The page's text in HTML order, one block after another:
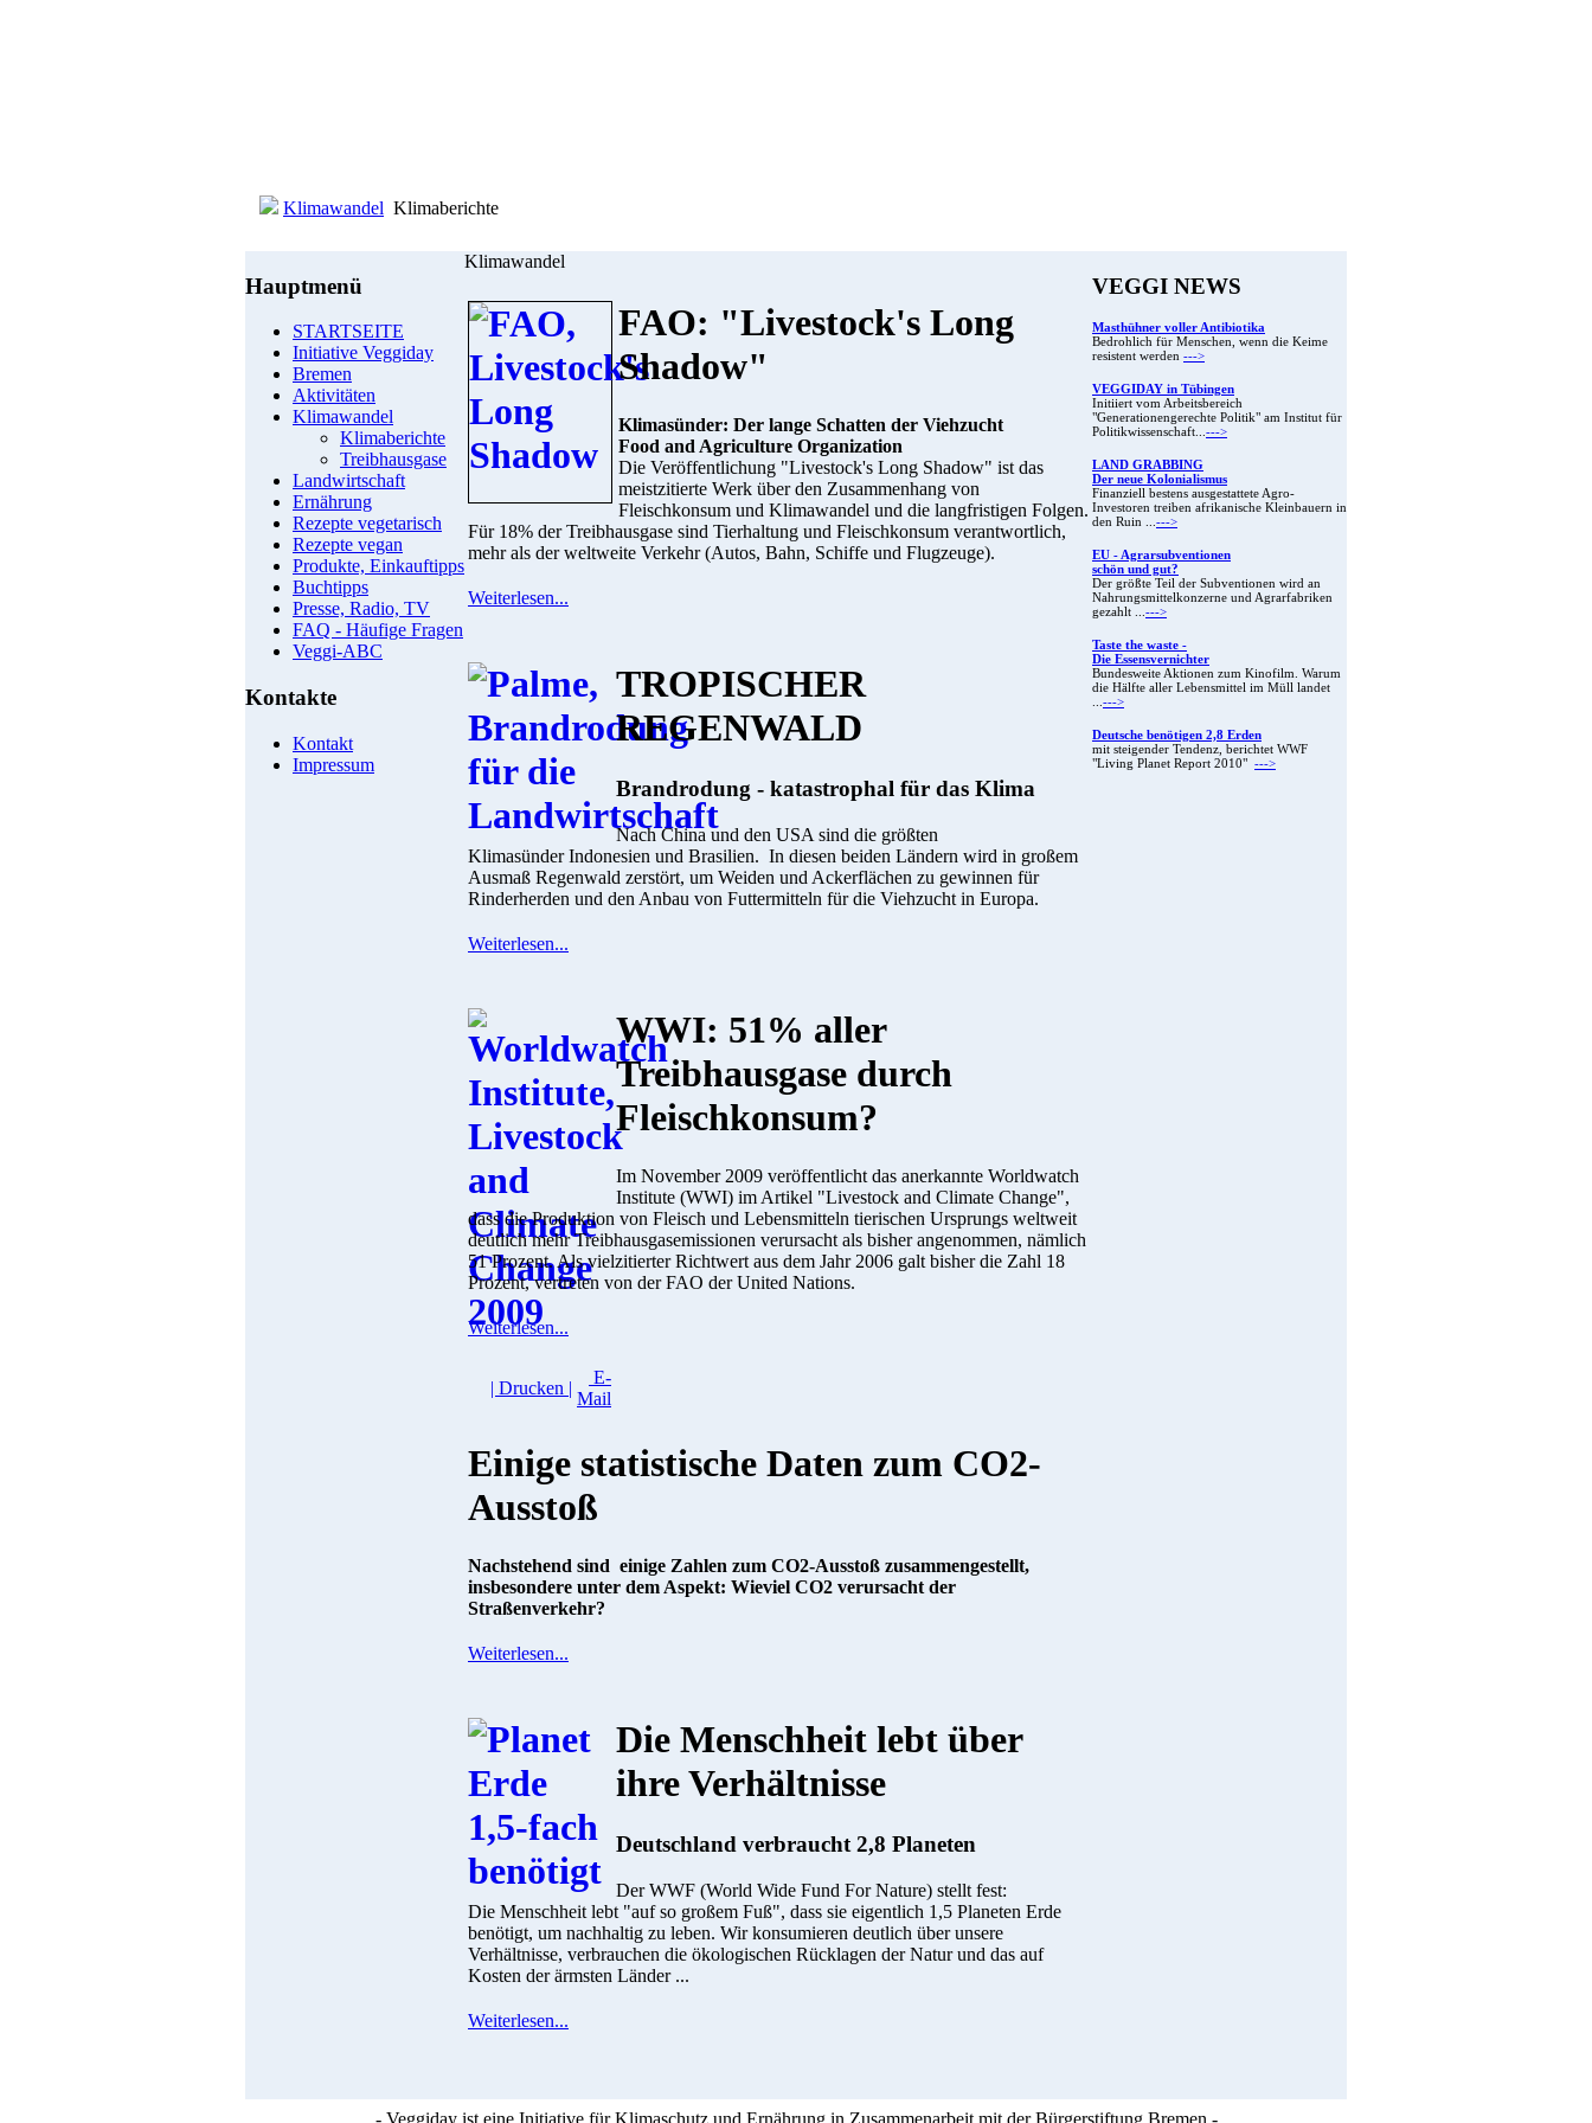
Klimawandel Klimaberichte
Hauptmenü
STARTSEITE
Initiative Veggiday
Bremen
Aktivitäten
Klimawandel
Klimaberichte
Treibhausgase
Landwirtschaft
Ernährung
Rezepte vegetarisch
Rezepte vegan
Produkte, Einkauftipps
Buchtipps
Presse, Radio, TV
FAQ - Häufige Fragen
Veggi-ABC
Kontakte
Kontakt
Impressum
Klimawandel
FAO: "Livestock's Long
Shadow"
Klimasünder: Der lange Schatten der Viehzucht
Food and Agriculture Organization
Die Veröffentlichung "Livestock's Long Shadow" ist das
meistzitierte Werk über den Zusammenhang von
Fleischkonsum und Klimawandel und die langfristigen Folgen.
Für 18% der Treibhausgase sind Tierhaltung und Fleischkonsum verantwortlich,
mehr als der weltweite Verkehr (Autos, Bahn, Schiffe und Flugzeuge).
Weiterlesen...
TROPISCHER
REGENWALD
Brandrodung - katastrophal für das Klima
Nach China und den USA sind die größten
Klimasünder Indonesien und Brasilien. In diesen beiden Ländern wird in großem
Ausmaß Regenwald zerstört, um Weiden und Ackerflächen zu gewinnen für
Rinderherden und den Anbau von Futtermitteln für die Viehzucht in Europa.
Weiterlesen...
WWI: 51% aller
Treibhausgase durch
Fleischkonsum?
Im November 2009 veröffentlicht das anerkannte Worldwatch
Institute (WWI) im Artikel "Livestock and Climate Change",
dass die Produktion von Fleisch und Lebensmitteln tierischen Ursprungs weltweit
deutlich mehr Treibhausgasemissionen verursacht als bisher angenommen, nämlich
51 Prozent. Als vielzitierter Richtwert aus dem Jahr 2006 galt bisher die Zahl 18
Prozent, vertreten von der FAO der United Nations.
Weiterlesen...
| Drucken |
E-
Mail
Einige statistische Daten zum CO2-
Ausstoß
Nachstehend sind einige Zahlen zum CO2-Ausstoß zusammengestellt,
insbesondere unter dem Aspekt: Wieviel CO2 verursacht der
Straßenverkehr?
Weiterlesen...
Die Menschheit lebt über
ihre Verhältnisse
Deutschland verbraucht 2,8 Planeten
Der WWF (World Wide Fund For Nature) stellt fest:
Die Menschheit lebt "auf so großem Fuß", dass sie eigentlich 1,5 Planeten Erde
benötigt, um nachhaltig zu leben. Wir konsumieren deutlich über unsere
Verhältnisse, verbrauchen die ökologischen Rücklagen der Natur und das auf
Kosten der ärmsten Länder ...
Weiterlesen...
VEGGI NEWS
Masthühner voller Antibiotika
Bedrohlich für Menschen, wenn die Keime
resistent werden --->
VEGGIDAY in Tübingen
Initiiert vom Arbeitsbereich
"Generationengerechte Politik" am Institut für
Politikwissenschaft...--->
LAND GRABBING
Der neue Kolonialismus
Finanziell bestens ausgestattete Agro-
Investoren treiben afrikanische Kleinbauern in
den Ruin ...--->
EU - Agrarsubventionen
schön und gut?
Der größte Teil der Subventionen wird an
Nahrungsmittelkonzerne und Agrarfabriken
gezahlt ...--->
Taste the waste -
Die Essensvernichter
Bundesweite Aktionen zum Kinofilm. Warum
die Hälfte aller Lebensmittel im Müll landet
...--->
Deutsche benötigen 2,8 Erden
mit steigender Tendenz, berichtet WWF
"Living Planet Report 2010" --->
- Veggiday ist eine Initiative für Klimaschutz und Ernährung in Zusammenarbeit mit der Bürgerstiftung Bremen -